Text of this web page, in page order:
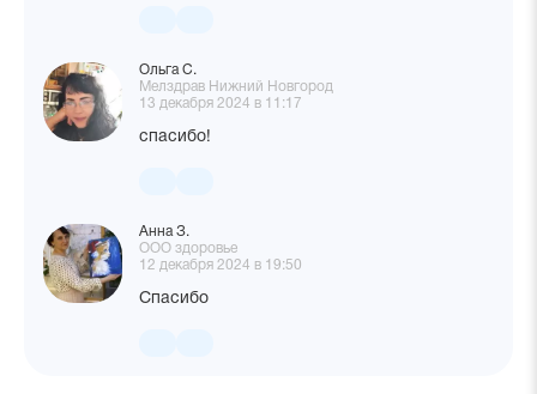
Ольга С.
Мелздрав Нижний Новгород
13 декабря 2024 в 11:17
спасибо!
Анна З.
ООО здоровье
12 декабря 2024 в 19:50
Спасибо